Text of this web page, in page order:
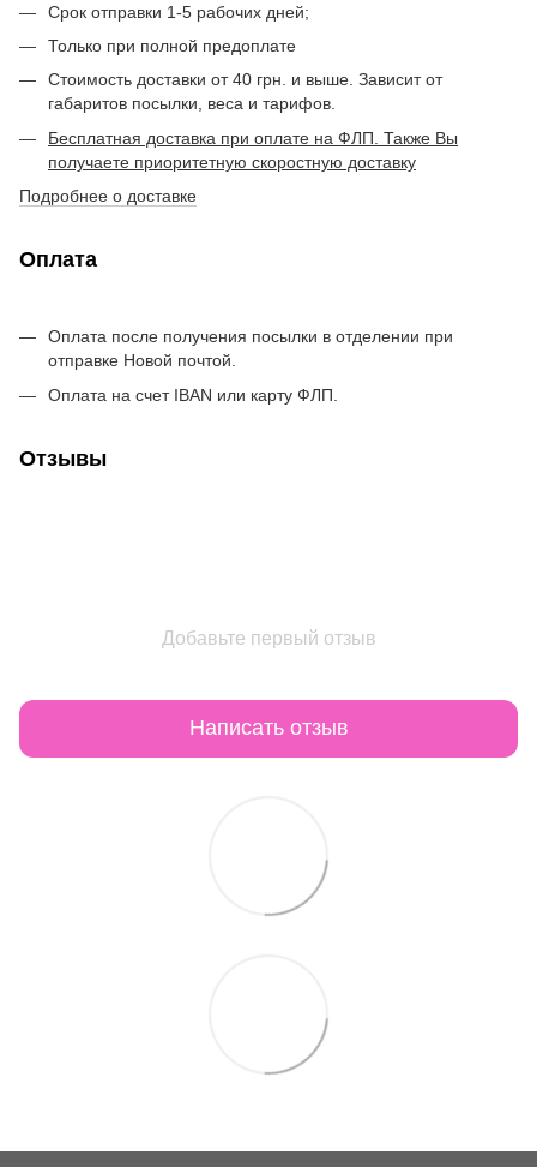
Срок отправки 1-5 рабочих дней;
Только при полной предоплате
Стоимость доставки от 40 грн. и выше. Зависит от
габаритов посылки, веса и тарифов.
Бесплатная доставка при оплате на ФЛП. Также Вы
получаете приоритетную скоростную доставку
Подробнее о доставке
Оплата
Оплата после получения посылки в отделении при
отправке Новой почтой.
Оплата на счет IBAN или карту ФЛП.
Отзывы
Добавьте первый отзыв
Написать отзыв